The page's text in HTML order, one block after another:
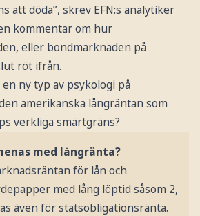
att döda”, skrev EFN:s analytiker
kommentar om hur
eller bondmarknaden på
röt ifrån.
ny typ av psykologi på
amerikanska långräntan som
verkliga smärtgräns?
med långränta?
för lån och
med lång löptid såsom 2,
även för statsobligationsränta.